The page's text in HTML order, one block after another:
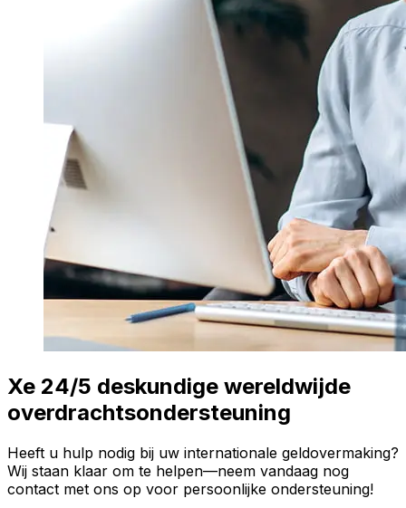
Xe 24/5 deskundige wereldwijde
overdrachtsondersteuning
Heeft u hulp nodig bij uw internationale geldovermaking?
Wij staan klaar om te helpen—neem vandaag nog
contact met ons op voor persoonlijke ondersteuning!